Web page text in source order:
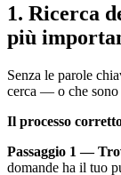
1. Ricerca
più
Senza le parole
cerca — o che sono
Il processo
Passaggio 1 —
domande ha il tuo